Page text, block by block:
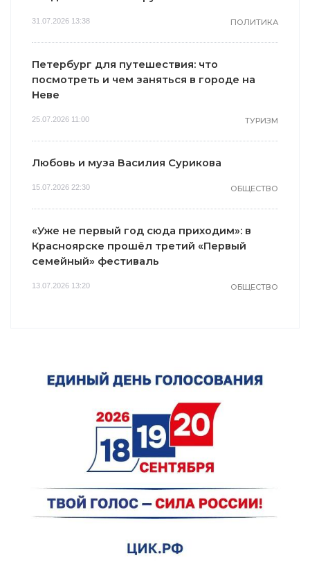
31.07.2026 13:38 ПОЛИТИКА
Петербург для путешествия: что
посмотреть и чем заняться в городе на
Неве
25.07.2026 11:00 ТУРИЗМ
Любовь и муза Василия Сурикова
15.07.2026 22:30 ОБЩЕСТВО
«Уже не первый год сюда приходим»: в
Красноярске прошёл третий «Первый
семейный» фестиваль
13.07.2026 13:20 ОБЩЕСТВО